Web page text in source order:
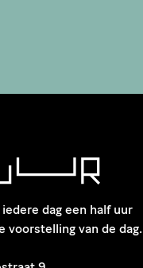
dag een half uur
voorstelling van de dag.